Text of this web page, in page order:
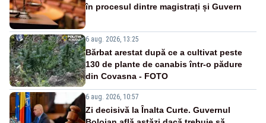
în procesul dintre magistrați și Guvern
6 aug. 2026, 13:25
Bărbat arestat după ce a cultivat peste
130 de plante de canabis într-o pădure
din Covasna - FOTO
6 aug. 2026, 10:57
Zi decisivă la Înalta Curte. Guvernul